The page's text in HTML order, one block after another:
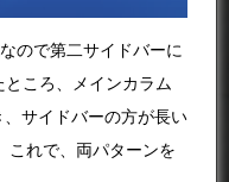
ので第二サイドバーに
ころ、メインカラム
サイドバーの方が長い
これで、両パターンを